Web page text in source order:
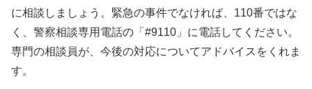
に相談しましょう。緊急の事件でなければ、110番ではな
く、警察相談専用電話の「#9110」に電話してください。
専門の相談員が、今後の対応についてアドバイスをくれま
す。